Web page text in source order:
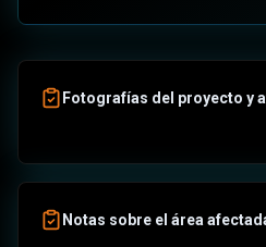
Fotografías del proyecto y
Notas sobre el área